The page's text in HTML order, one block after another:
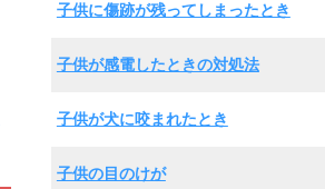
子供に傷跡が残ってしまったとき
子供が感電したときの対処法
子供が犬に咬まれたとき
子供の目のけが